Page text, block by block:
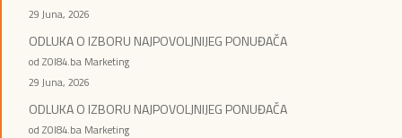
29 Juna, 2026
ODLUKA O IZBORU NAJPOVOLJNIJEG PONUĐAČA
od ZOI84.ba Marketing
29 Juna, 2026
ODLUKA O IZBORU NAJPOVOLJNIJEG PONUĐAČA
od ZOI84.ba Marketing